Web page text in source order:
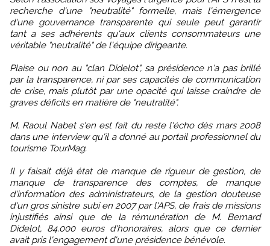
recherche d'une "neutralité" formelle, mais l'émergence
d'une gouvernance transparente qui seule peut garantir
tant a ses adhérents qu'aux clients consommateurs une
véritable "neutralité" de l'équipe dirigeante.
Plaise ou non au "clan Didelot", sa présidence n'a pas brillé
par la transparence, ni par ses capacités de communication
de crise, mais plutôt par une opacité qui laisse craindre de
graves déficits en matière de "neutralité".
M. Raoul Nabet s'en est fait du reste l'écho dès mars 2008
dans une interview qu'il a donné au portail professionnel du
tourisme TourMag.
Il y faisait déjà état de manque de rigueur de gestion, de
manque de transparence des comptes, de manque
d'information des administrateurs, de la gestion douteuse
d'un gros sinistre subi en 2007 par l'APS, de frais de missions
injustifiés ainsi que de la rémunération de M. Bernard
Didelot, 84.000 euros d'honoraires, alors que ce dernier
avait pris l'engagement d'une présidence bénévole.